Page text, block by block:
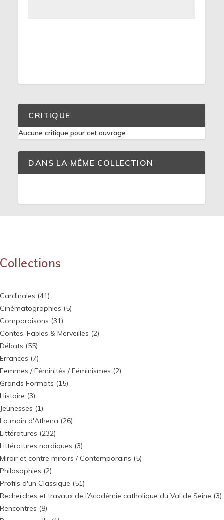
CRITIQUE
Aucune critique pour cet ouvrage
DANS LA MÊME COLLECTION
Collections
Cardinales (41)
Cinématographies (5)
Comparaisons (31)
Contes, Fables & Merveilles (2)
Débats (55)
Errances (7)
Femmes / Féminités / Féminismes (2)
Grands Formats (15)
Histoire (3)
Jeunesses (1)
La main d'Athena (26)
Littératures (232)
Littératures nordiques (3)
Miroir et contre miroirs / Contemporains (5)
Philosophies (2)
Profils d'un Classique (51)
Recherches et travaux de l’Académie catholique du Val de Seine (3)
Rencontres (8)